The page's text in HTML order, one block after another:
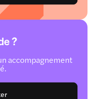
?
accompagnement